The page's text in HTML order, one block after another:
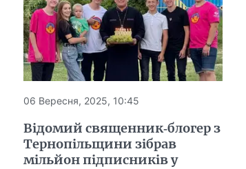
06 Вересня, 2025, 10:45
Відомий священник-блогер з
Тернопільщини зібрав
мільйон підписників у